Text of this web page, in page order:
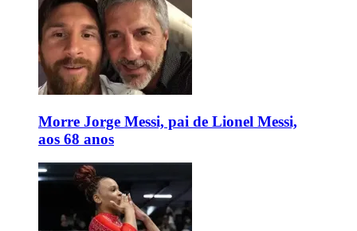
Morre Jorge Messi, pai de Lionel Messi,
aos 68 anos